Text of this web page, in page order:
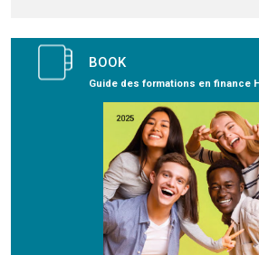
BOOK
Guide des formations en finance